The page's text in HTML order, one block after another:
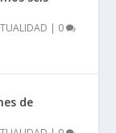
| 0
de